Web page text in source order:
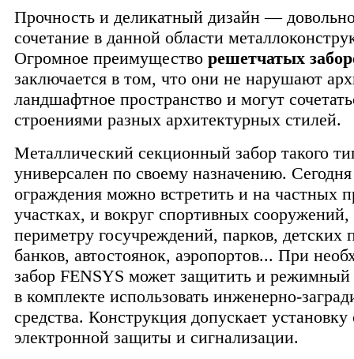
Прочность и деликатный дизайн —
сочетание в данной области
Огромное преимущество решетчатых
заключается в том, что они не нарушают
ландшафтное пространство и могут
строениями разных архитектурных стилей.
Металлический секционный забор такого
универсален по своему назначению.
ограждения можно встретить и на частных
участках, и вокруг спортивных
периметру госучреждений, парков, детских
банков, автостоянок, аэропортов... При
забор FENSYS может защитить и режимный
в комплекте использовать инженерно-
средства. Конструкция допускает установку
электронной защиты и сигнализации.